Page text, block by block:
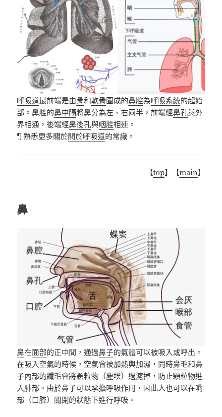
呼吸道最前端是由骨和軟骨圍成的鼻腔為呼吸系統的起始
部。鼻腔的鼻中隔將鼻分為左、右兩半，前端經鼻孔與外
界相通，後端經鼻後孔與咽腔相連。
¶ 熟悉更多關於關於呼吸道的常識。
【top】【main】
鼻
鼻在面部的正中間，通過鼻子的氣體可以被吸入或呼出。
在吸入空氣的時候，空氣會被加熱與加濕，同時鼻毛和鼻
子內部的纖毛會將顆粒物（塵埃）過濾掉，防止顆粒物進
入肺部。由於鼻子可以承擔呼吸作用，因此人也可以在嘴
部（口腔）關閉的狀態下進行呼吸。